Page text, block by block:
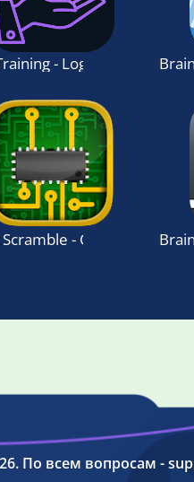
- Logic Puzzles
- Computer Logic
По всем вопросам -